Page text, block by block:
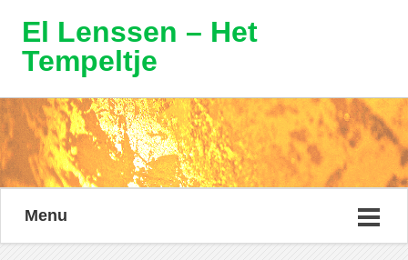
El Lenssen – Het
Tempeltje
Menu